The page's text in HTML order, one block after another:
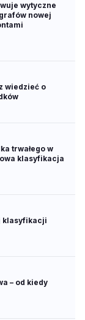
wytyczne
nowej
wiedzieć o
trwałego w
klasyfikacja
klasyfikacji
– od kiedy